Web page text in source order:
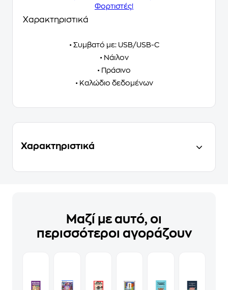
Φορτιστές!
Χαρακτηριστικά
• Συμβατό με: USB/USB-C
• Νάιλον
• Πράσινο
• Καλώδιο δεδομένων
Χαρακτηριστικά
Μαζί με αυτό, οι
περισσότεροι αγοράζουν